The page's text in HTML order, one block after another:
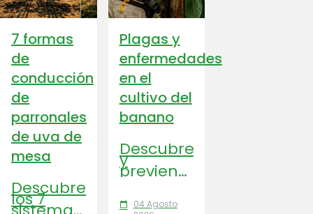
7 formas
de
conducción
de
parronales
de uva de
mesa
Descubre
los 7
Plagas y
enfermedades
en el
cultivo del
banano
Descubre
y
previene
las
plagas y
calendar_today
04 Agosto